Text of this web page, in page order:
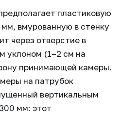
пластиковую
вмурованную в стенку
через отверстие в
уклоном (1–2 см на
принимающей камеры.
на патрубок
вертикальным
мм: этот